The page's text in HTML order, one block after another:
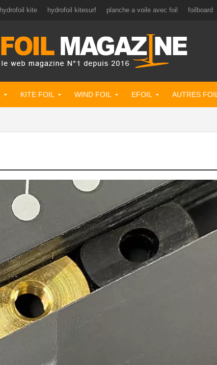
hydrofoil kite hydrofoil kitesurf planche a voile avec foil foilboard
KITE FOIL WIND FOIL EFOIL AUTRES FOIL